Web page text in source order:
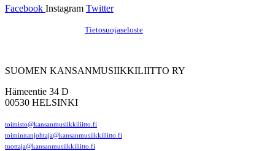
Facebook Instagram Twitter
Tietosuojaseloste
SUOMEN KANSANMUSIIKKILIITTO RY
Hämeentie 34 D
00530 HELSINKI
toimisto@kansanmusiikkiliitto.fi
toiminnanjohtaja@kansanmusiikkiliitto.fi
tuottaja@kansanmusiikkiliitto.fi